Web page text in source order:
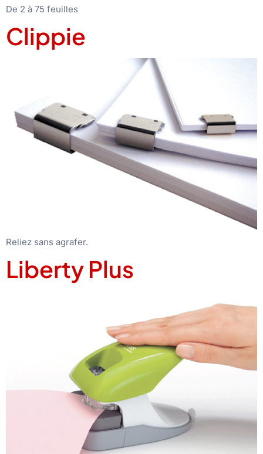
De 2 à 75 feuilles
Clippie
Reliez sans agrafer.
Liberty Plus